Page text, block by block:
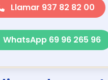
Llamar 937 82 82 00
WhatsApp 69 96 265 96